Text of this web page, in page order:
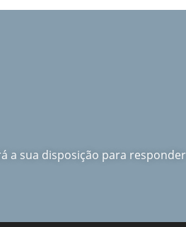
a sua disposição para